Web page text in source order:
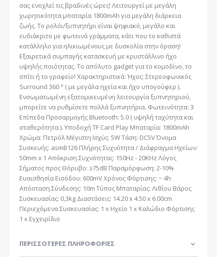
σας ενοχλεί τις βραδινές ώρες! Λειτουργεί με μεγάλη
χωρητικότητα μπαταρία 1800mAh για μεγάλη διάρκεια
ζωής. Το ρολόι/ξυπνητήρι είναι ψηφιακό, μεγάλο και
ευδιάκριτο με φωτεινά γράμματα, κάτι που το καθιστά
κατάλληλο για ηλικιωμένους με δυσκολία στην όραση!
Εξαιρετικά συμπαγής κατασκευή με κρυστάλλινο ήχο
υψηλής ποιότητας. Το απόλυτο gadget για το κομοδίνο, το
σπίτι ή το γραφείο! Χαρακτηριστικά: Ήχος: Στερεοφωνικός
Surround 360 ° ( με μεγάλα ηχεία και ήχο υπογούφερ ).
Ενσωματωμένη εξατομικευμένη λειτουργία ξυπνητηριού,
μπορείτε να ρυθμίσετε πολλά ξυπνητήρια. Φωτεινότητα: 3
Επίπεδα Προσαρμογής Bluetooth: 5.0 ( υψηλή ταχύτητα και
σταθερότητα ). Υποδοχή TF Card Play Μπαταρία: 1800mAh
Χρώμα: Πετρόλ Μέγιστη Ισχύς: 5W Τάση: DC5V Όνομα
Συσκευής: asmB126 Πλήρης Συχνότητα / Διάφραγμα Ηχείων:
50mm x 1 Απόκριση Συχνότητας: 150Hz - 20KHz Λόγος
Σήματος προς Θόρυβο: ≥75dB Παραμόρφωση: 2-10%
Ευαισθησία Εισόδου: 600mV Χρόνος Φόρτισης: ~ 4h
Απόσταση Σύνδεσης: 10m Τύπος Μπαταρίας: Λιθίου Βάρος
Συσκευασίας: 0,3kg Διαστάσεις: 14.20 x 4.50 x 6.00cm
Περιεχόμενα Συσκευασίας: 1 x Ηχείο 1 x Καλώδιο Φόρτισης
1 x Εγχειρίδιο
ΠΕΡΙΣΣΌΤΕΡΕΣ ΠΛΗΡΟΦΟΡΊΕΣ